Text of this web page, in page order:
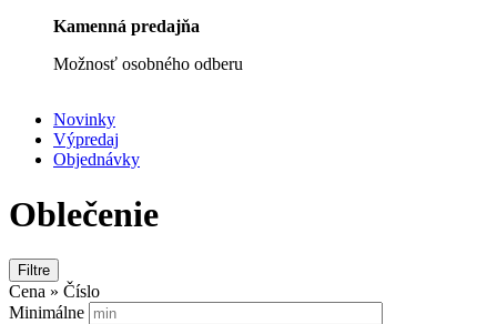
Kamenná predajňa
Možnosť osobného odberu
Secondary
navigation
Novinky
Výpredaj
Objednávky
Oblečenie
Filtre
Cena » Číslo
Minimálne